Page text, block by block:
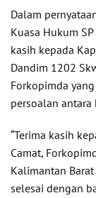
Dalam
Kuasa Hukum
kasih kepada
Dandim 1202
Forkopimda
persoalan antara
“Terima kasih
Camat,
Kalimantan
selesai dengan